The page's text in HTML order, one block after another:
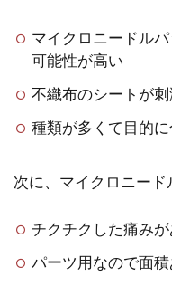
マイクロニードル
可能性が高い
不織布のシートが
種類が多くて目的
次に、マイクロニード
チクチクした痛みが
パーツ用なので面